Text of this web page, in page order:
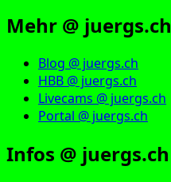
Mehr @ juergs.ch
Blog @ juergs.ch
HBB @ juergs.ch
Livecams @ juergs.ch
Portal @ juergs.ch
Infos @ juergs.ch